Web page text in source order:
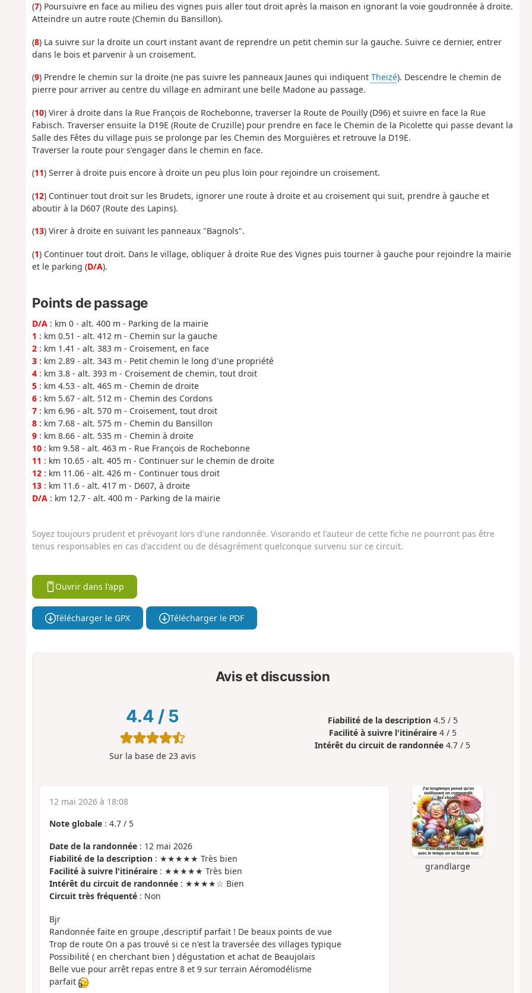
(7) Poursuivre en face au milieu des vignes puis aller tout droit après la maison en ignorant la voie goudronnée à droite.
Atteindre un autre route (Chemin du Bansillon).
(8) La suivre sur la droite un court instant avant de reprendre un petit chemin sur la gauche. Suivre ce dernier, entrer
dans le bois et parvenir à un croisement.
(9) Prendre le chemin sur la droite (ne pas suivre les panneaux Jaunes qui indiquent Theizé). Descendre le chemin de
pierre pour arriver au centre du village en admirant une belle Madone au passage.
(10) Virer à droite dans la Rue François de Rochebonne, traverser la Route de Pouilly (D96) et suivre en face la Rue
Fabisch. Traverser ensuite la D19E (Route de Cruzille) pour prendre en face le Chemin de la Picolette qui passe devant la
Salle des Fêtes du village puis se prolonge par les Chemin des Morguières et retrouve la D19E.
Traverser la route pour s'engager dans le chemin en face.
(11) Serrer à droite puis encore à droite un peu plus loin pour rejoindre un croisement.
(12) Continuer tout droit sur les Brudets, ignorer une route à droite et au croisement qui suit, prendre à gauche et
aboutir à la D607 (Route des Lapins).
(13) Virer à droite en suivant les panneaux "Bagnols".
(1) Continuer tout droit. Dans le village, obliquer à droite Rue des Vignes puis tourner à gauche pour rejoindre la mairie
et le parking (D/A).
Points de passage
D/A: km 0 - alt. 400 m - Parking de la mairie
1 : km 0.51 - alt. 412 m - Chemin sur la gauche
2: km 1.41 - alt. 383 m - Croisement, en face
3: km 2.89 - alt. 343 m - Petit chemin le long d'une propriété
4: km 3.8 - alt. 393 m - Croisement de chemin, tout droit
5: km 4.53 - alt. 465 m - Chemin de droite
6: km 5.67 - alt. 512 m - Chemin des Cordons
7: km 6.96 - alt. 570 m - Croisement, tout droit
8: km 7.68 - alt. 575 m - Chemin du Bansillon
9: km 8.66 - alt. 535 m - Chemin à droite
10: km 9.58 - alt. 463 m - Rue François de Rochebonne
11 : km 10.65 - alt. 405 m - Continuer sur le chemin de droite
12: km 11.06 - alt. 426 m - Continuer tous droit
13: km 11.6 - alt. 417 m - D607, à droite
D/A: km 12.7 - alt. 400 m - Parking de la mairie
Soyez toujours prudent et prévoyant lors d'une randonnée. Visorando et l'auteur de cette fiche ne pourront pas être
tenus responsables en cas d'accident ou de désagrément quelconque survenu sur ce circuit.
Ouvrir dans l'app
Télécharger le GPX Télécharger le PDF
Avis et discussion
4.4 / 5
Sur la base de 23avis
Fiabilité de la description 4.5 / 5
Facilité à suivre l'itinéraire 4 / 5
Intérêt du circuit de randonnée 4.7 / 5
grandlarge
12 mai 2026 à 18:08
Note globale: 4.7/ 5
Date de la randonnée: 12 mai 2026
Fiabilité de la description: ★★★★★ Très bien
Facilité à suivre l'itinéraire: ★★★★★ Très bien
Intérêt du circuit de randonnée: ★★★★☆ Bien
Circuit très fréquenté: Non
Bjr
Randonnée faite en groupe ,descriptif parfait ! De beaux points de vue
Trop de route On a pas trouvé si ce n'est la traversée des villages typique
Possibilité ( en cherchant bien ) dégustation et achat de Beaujolais
Belle vue pour arrêt repas entre 8 et 9 sur terrain Aéromodélisme
parfait